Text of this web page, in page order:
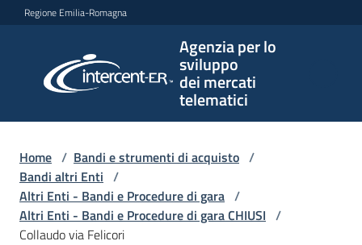
Vai al contenuto
Vai alla navigazione
Vai al footer
Regione Emilia-Romagna
Agenzia per lo
sviluppo
dei mercati
telematici
per lo
sviluppo
telematici
L'Agenzia
Home / Bandi e strumenti di acquisto /
Bandi altri Enti /
Altri Enti - Bandi e Procedure di gara /
Altri Enti - Bandi e Procedure di gara CHIUSI /
Collaudo via Felicori